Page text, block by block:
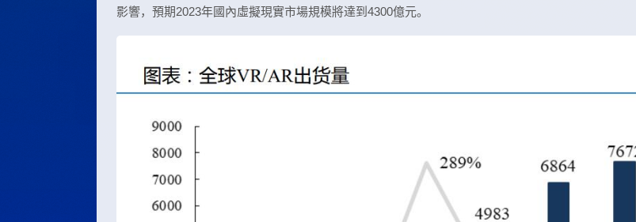
影響，預期2023年國內虛擬現實市場規模將達到4300億元。